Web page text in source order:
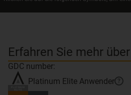
Erfahren Sie mehr
GDC number:
Platinum Elite Anwender ?